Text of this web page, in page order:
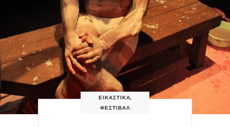
ΕΙΚΑΣΤΙΚΑ,
ΦΕΣΤΙΒΑΛ